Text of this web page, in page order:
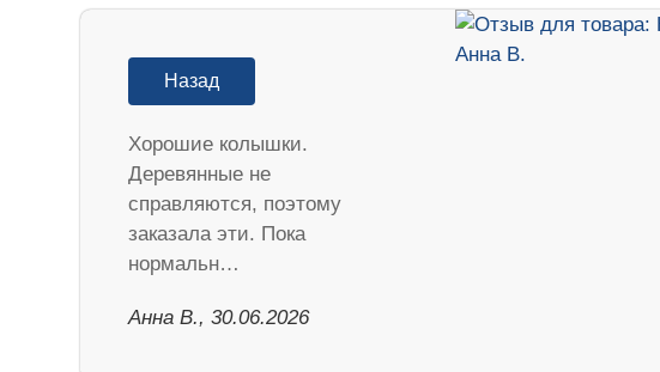
Назад
Хорошие колышки.
Деревянные не
справляются, поэтому
заказала эти. Пока
нормальн…
Анна В., 30.06.2026